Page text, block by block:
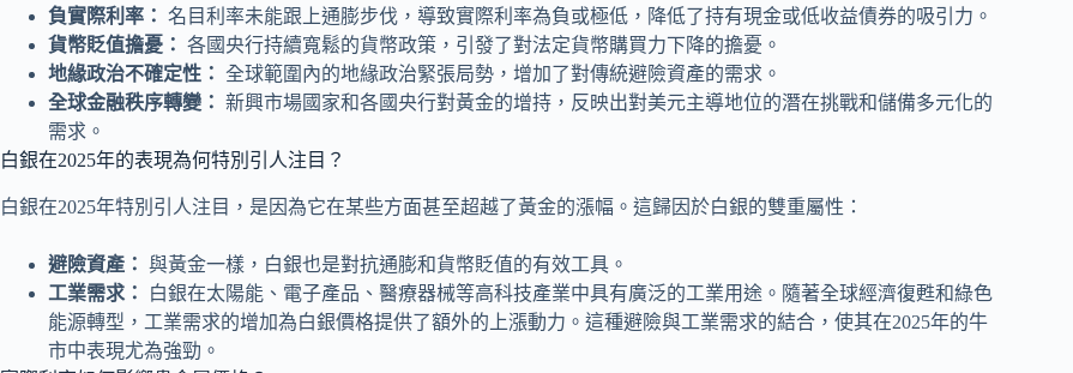
負實際利率： 名目利率未能跟上通膨步伐，導致實際利率為負或極低，降低了持有現金或低收益債券的吸引力。
貨幣貶值擔憂： 各國央行持續寬鬆的貨幣政策，引發了對法定貨幣購買力下降的擔憂。
地緣政治不確定性： 全球範圍內的地緣政治緊張局勢，增加了對傳統避險資產的需求。
全球金融秩序轉變： 新興市場國家和各國央行對黃金的增持，反映出對美元主導地位的潛在挑戰和儲備多元化的
需求。
白銀在2025年的表現為何特別引人注目？
白銀在2025年特別引人注目，是因為它在某些方面甚至超越了黃金的漲幅。這歸因於白銀的雙重屬性：
避險資產： 與黃金一樣，白銀也是對抗通膨和貨幣貶值的有效工具。
工業需求：
白銀在太陽能、電子產品、醫療器械等高科技產業中具有廣泛的工業用途。隨著全球經濟復甦和綠色
能源轉型，工業需求的增加為白銀價格提供了額外的上漲動力。這種避險與工業需求的結合，使其在2025年的牛
市中表現尤為強勁。